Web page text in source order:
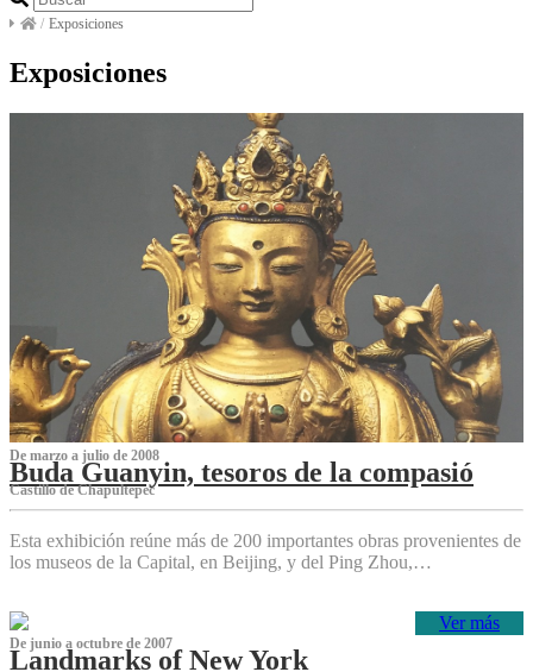
/ Exposiciones
Exposiciones
De marzo a julio de 2008
Buda Guanyin, tesoros de la compasió
Castillo de Chapultepec
Esta exhibición reúne más de 200 importantes obras provenientes de
los museos de la Capital, en Beijing, y del Ping Zhou,…
Ver más
De junio a octubre de 2007
Landmarks of New York